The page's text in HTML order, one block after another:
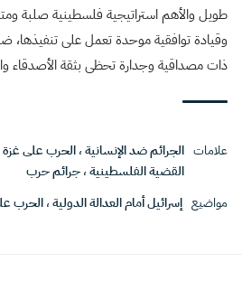
طويل والأهم استراتيجية فلسطينية صلبة
وقيادة توافقية موحدة تعمل على
ذات مصداقية وجدارة تحظى بثقة الأصدقاء
علامات الجرائم ضد الإنسانية،الحرب على غزة
القضية الفلسطينية،جرائم حرب
مواضيع إسرائيل أمام العدالة الدولية،الحرب